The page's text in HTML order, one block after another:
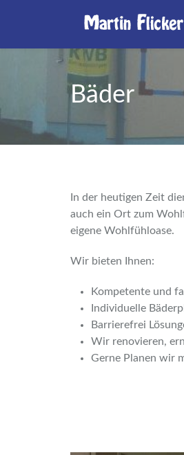
Bäder
In der heutigen Zeit
auch ein Ort zum
eigene Wohlfühloase.
Wir bieten Ihnen:
Kompetente und
Individuelle
Barrierefrei
Wir renovieren,
Gerne Planen wir